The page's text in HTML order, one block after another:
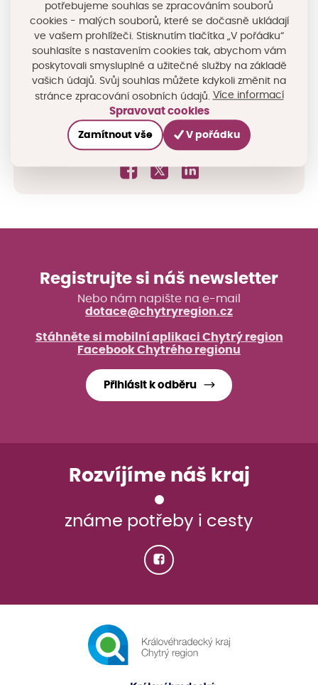
obyvateli a jejich svazků podporou níže uvedené
aktivity. Podporována bude aktivitaRekonstrukce,
přestavba a výstavba veřejných budov.
Více informací o výzvě
Sdílejte na sociálních sítích
Registrujte si náš newsletter
Nebo nám napište na e-mail
dotace@chytryregion.cz
Stáhněte si mobilní aplikaci Chytrý region
Facebook Chytrého regionu
Přihlásit k odběru
Rozvíjíme náš kraj
známe potřeby i cesty
potřebujeme souhlas se zpracováním souborů
cookies - malých souborů, které se dočasně ukládají
ve vašem prohlížeči. Stisknutím tlačítka „V pořádku“
souhlasíte s nastavením cookies tak, abychom vám
poskytovali smysluplné a užitečné služby na základě
vašich údajů. Svůj souhlas můžete kdykoli změnit na
stránce zpracování osobních údajů. Více informací
Spravovat cookies
Zamítnout vše V pořádku